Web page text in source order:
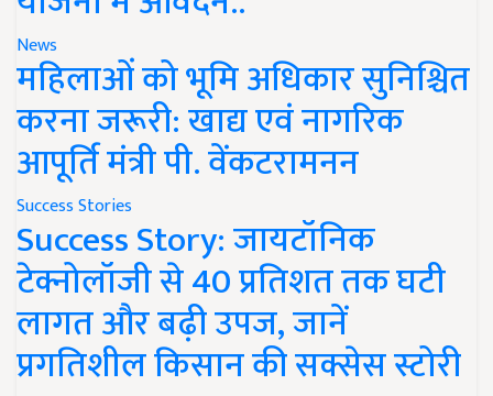
News
महिलाओं को भूमि अधिकार सुनिश्चित
करना जरूरी: खाद्य एवं नागरिक
आपूर्ति मंत्री पी. वेंकटरामनन
Success Stories
Success Story: जायटॉनिक
टेक्नोलॉजी से 40 प्रतिशत तक घटी
लागत और बढ़ी उपज, जानें
प्रगतिशील किसान की सक्सेस स्टोरी